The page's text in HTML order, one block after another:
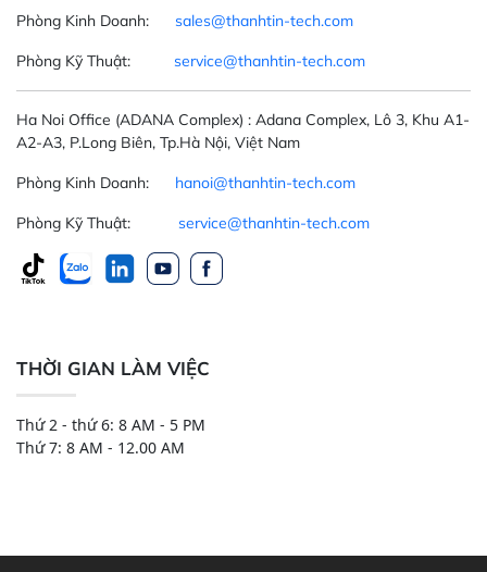
Phòng Kinh Doanh: sales@thanhtin-tech.com
Phòng Kỹ Thuật: service@thanhtin-tech.com
Ha Noi Office (ADANA Complex) : Adana Complex, Lô 3, Khu A1-
A2-A3, P.Long Biên, Tp.Hà Nội, Việt Nam
Phòng Kinh Doanh: hanoi@thanhtin-tech.com
Phòng Kỹ Thuật: service@thanhtin-tech.com
THỜI GIAN LÀM VIỆC
Thứ 2 - thứ 6: 8 AM - 5 PM
Thứ 7: 8 AM - 12.00 AM